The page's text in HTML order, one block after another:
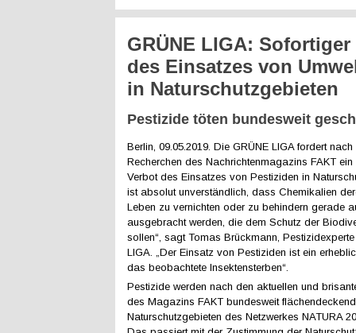
GRÜNE LIGA:
des Einsatzes von
in Naturschutzgebieten
Pestizide töten bundesweit
Berlin, 09.05.2019. Die GRÜNE LIGA fordert
Recherchen des Nachrichtenmagazins FAKT
Verbot des Einsatzes von Pestiziden in
ist absolut unverständlich, dass Chemikalien
Leben zu vernichten oder zu behindern gerade
ausgebracht werden, die dem Schutz der
sollen“, sagt Tomas Brückmann,
LIGA. „Der Einsatz von Pestiziden ist ein
das beobachtete Insektensterben“.
Pestizide werden nach den aktuellen und
des Magazins FAKT bundesweit
Naturschutzgebieten des Netzwerkes NATURA